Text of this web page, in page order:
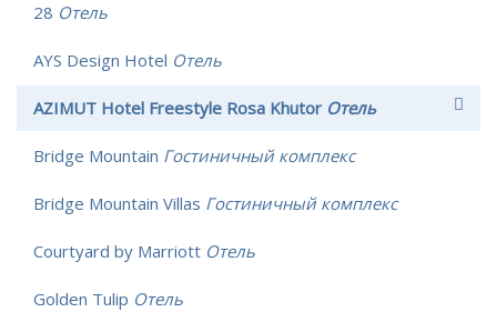
28 Отель
AYS Design Hotel Отель
AZIMUT Hotel Freestyle Rosa Khutor Отель
Bridge Mountain Гостиничный комплекс
Bridge Mountain Villas Гостиничный комплекс
Courtyard by Marriott Отель
Golden Tulip Отель